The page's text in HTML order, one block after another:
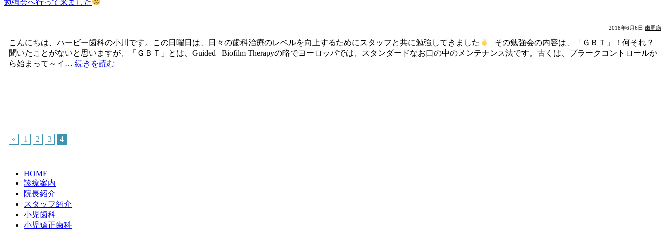
勉強会へ行って来ました
2018年6月6日 歯周病
こんにちは、ハービー歯科の小川です。この日曜日は、日々の歯科治療のレベルを向上するためにスタッフと共に勉強してきました
その勉強会の内容は、「ＧＢＴ」！何それ？
聞いたことがないと思いますが、「ＧＢＴ」とは、Guided Biofilm Therapyの略でヨーロッパでは、スタンダードなお口の中のメンテナンス法です。古くは、プラークコントロールか
ら始まって～イ… 続きを読む
« 1 2 3 4
HOME
診療案内
院長紹介
スタッフ紹介
小児歯科
小児矯正歯科